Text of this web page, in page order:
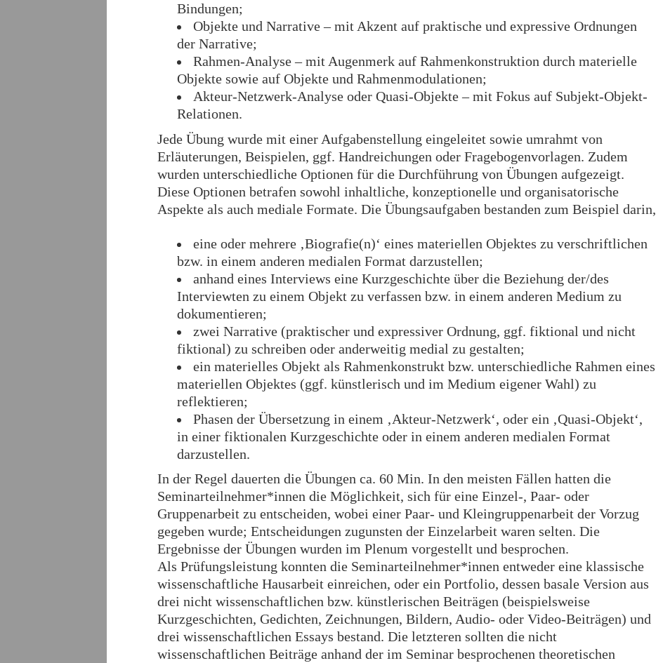
Bindungen;
Objekte und Narrative – mit Akzent auf praktische und expressive Ordnungen
der Narrative;
Rahmen-Analyse – mit Augenmerk auf Rahmenkonstruktion durch materielle
Objekte sowie auf Objekte und Rahmenmodulationen;
Akteur-Netzwerk-Analyse oder Quasi-Objekte – mit Fokus auf Subjekt-Objekt-
Relationen.
Jede Übung wurde mit einer Aufgabenstellung eingeleitet sowie umrahmt von
Erläuterungen, Beispielen, ggf. Handreichungen oder Fragebogenvorlagen. Zudem
wurden unterschiedliche Optionen für die Durchführung von Übungen aufgezeigt.
Diese Optionen betrafen sowohl inhaltliche, konzeptionelle und organisatorische
Aspekte als auch mediale Formate. Die Übungsaufgaben bestanden zum Beispiel darin,
eine oder mehrere ‚Biografie(n)‘ eines materiellen Objektes zu verschriftlichen
bzw. in einem anderen medialen Format darzustellen;
anhand eines Interviews eine Kurzgeschichte über die Beziehung der/des
Interviewten zu einem Objekt zu verfassen bzw. in einem anderen Medium zu
dokumentieren;
zwei Narrative (praktischer und expressiver Ordnung, ggf. fiktional und nicht
fiktional) zu schreiben oder anderweitig medial zu gestalten;
ein materielles Objekt als Rahmenkonstrukt bzw. unterschiedliche Rahmen eines
materiellen Objektes (ggf. künstlerisch und im Medium eigener Wahl) zu
reflektieren;
Phasen der Übersetzung in einem ‚Akteur-Netzwerk‘, oder ein ‚Quasi-Objekt‘,
in einer fiktionalen Kurzgeschichte oder in einem anderen medialen Format
darzustellen.
In der Regel dauerten die Übungen ca. 60 Min. In den meisten Fällen hatten die
Seminarteilnehmer*innen die Möglichkeit, sich für eine Einzel-, Paar- oder
Gruppenarbeit zu entscheiden, wobei einer Paar- und Kleingruppenarbeit der Vorzug
gegeben wurde; Entscheidungen zugunsten der Einzelarbeit waren selten. Die
Ergebnisse der Übungen wurden im Plenum vorgestellt und besprochen.
Als Prüfungsleistung konnten die Seminarteilnehmer*innen entweder eine klassische
wissenschaftliche Hausarbeit einreichen, oder ein Portfolio, dessen basale Version aus
drei nicht wissenschaftlichen bzw. künstlerischen Beiträgen (beispielsweise
Kurzgeschichten, Gedichten, Zeichnungen, Bildern, Audio- oder Video-Beiträgen) und
drei wissenschaftlichen Essays bestand. Die letzteren sollten die nicht
wissenschaftlichen Beiträge anhand der im Seminar besprochenen theoretischen